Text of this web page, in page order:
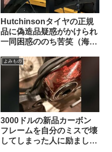
Hutchinsonタイヤの正規
品に偽造品疑惑がかけられ
一同困惑ののち苦笑（海外
よみもの
3000ドルの新品カーボン
フレームを自分のミスで壊
してしまった人に励ましの